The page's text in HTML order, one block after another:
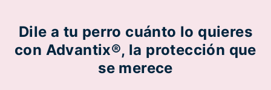
Dile a tu perro cuánto lo quieres
con Advantix®, la protección que
se merece